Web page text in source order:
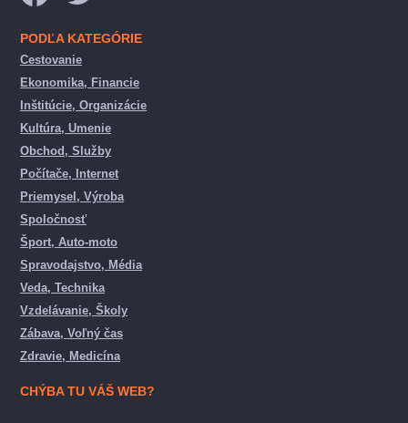
PODĽA KATEGÓRIE
Cestovanie
Ekonomika, Financie
Inštitúcie, Organizácie
Kultúra, Umenie
Obchod, Služby
Počítače, Internet
Priemysel, Výroba
Spoločnosť
Šport, Auto-moto
Spravodajstvo, Média
Veda, Technika
Vzdelávanie, Školy
Zábava, Voľný čas
Zdravie, Medicína
CHÝBA TU VÁŠ WEB?